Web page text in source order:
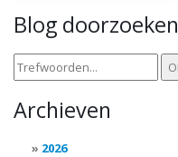
Blog doorzoeken
Archieven
2026